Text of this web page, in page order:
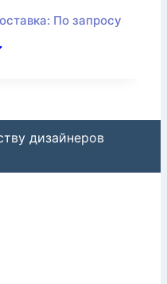
По запросу
дизайнеров